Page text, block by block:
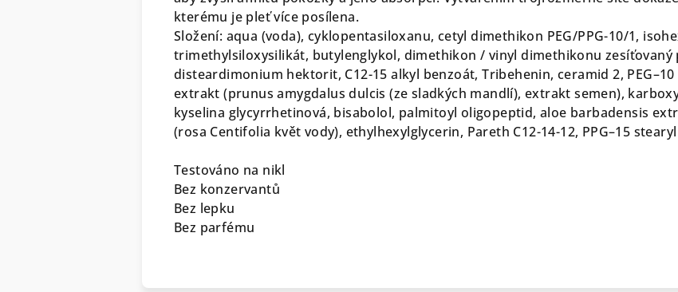
kterému je pleť více posílena.
Složení: aqua (voda), cyklopentasiloxanu, cetyl dimethikon PEG/PPG-10/1,
trimethylsiloxysilikát, butylenglykol, dimethikon / vinyl dimethikonu
disteardimonium hektorit, C12-15 alkyl benzoát, Tribehenin, ceramid 2,
extrakt (prunus amygdalus dulcis (ze sladkých mandlí), extrakt semen),
kyselina glycyrrhetinová, bisabolol, palmitoyl oligopeptid, aloe barbadensis
(rosa Centifolia květ vody), ethylhexylglycerin, Pareth C12-14-12, PPG–15
Testováno na nikl
Bez konzervantů
Bez lepku
Bez parfému